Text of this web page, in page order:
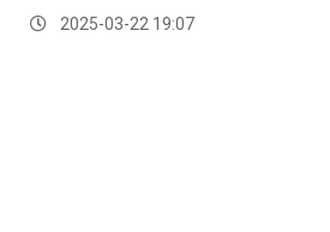
2025-03-22 19:07